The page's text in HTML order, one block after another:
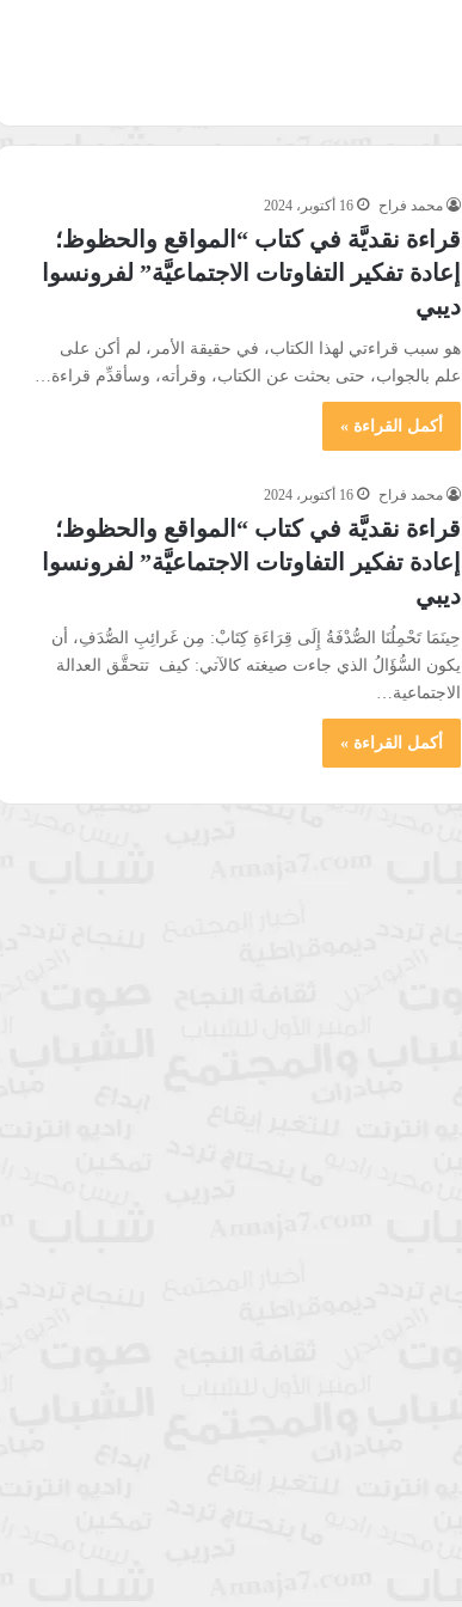
محمد فراح 16 أكتوبر، 2024
قراءة نقديَّة في كتاب “المواقع والحظوظ؛
إعادة تفكير التفاوتات الاجتماعيَّة” لفرونسوا
ديبي
هو سبب قراءتي لهذا الكتاب، في حقيقة الأمر، لم أكن على
علم بالجواب، حتى بحثت عن الكتاب، وقرأته، وسأقدِّم قراءة…
أكمل القراءة »
محمد فراح 16 أكتوبر، 2024
قراءة نقديَّة في كتاب “المواقع والحظوظ؛
إعادة تفكير التفاوتات الاجتماعيَّة” لفرونسوا
ديبي
حِينَمَا تَحْمِلُنَا الصُّدْفَةُ إِلَى قِرَاءَةِ كِتَابْ: مِن غَرائِبِ الصُّدَفِ، أن
يكون السُّؤَالُ الذي جاءت صيغته كالآتي: كيف تتحقَّق العدالة
الاجتماعية…
أكمل القراءة »